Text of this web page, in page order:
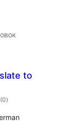
to
(0общий
рейтинг
)